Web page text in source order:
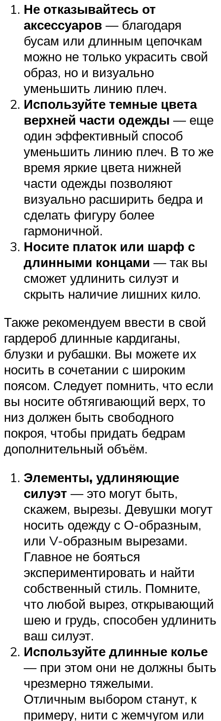
Не отказывайтесь от
аксессуаров — благодаря
бусам или длинным цепочкам
можно не только украсить свой
образ, но и визуально
уменьшить линию плеч.
Используйте темные цвета
верхней части одежды — еще
один эффективный способ
уменьшить линию плеч. В то же
время яркие цвета нижней
части одежды позволяют
визуально расширить бедра и
сделать фигуру более
гармоничной.
Носите платок или шарф с
длинными концами — так вы
сможет удлинить силуэт и
скрыть наличие лишних кило.
Также рекомендуем ввести в свой
гардероб длинные кардиганы,
блузки и рубашки. Вы можете их
носить в сочетании с широким
поясом. Следует помнить, что если
вы носите обтягивающий верх, то
низ должен быть свободного
покроя, чтобы придать бедрам
дополнительный объём.
Элементы, удлиняющие
силуэт — это могут быть,
скажем, вырезы. Девушки могут
носить одежду с О-образным,
или V-образным вырезами.
Главное не бояться
экспериментировать и найти
собственный стиль. Помните,
что любой вырез, открывающий
шею и грудь, способен удлинить
ваш силуэт.
Используйте длинные колье
— при этом они не должны быть
чрезмерно тяжелыми.
Отличным выбором станут, к
примеру, нити с жемчугом или